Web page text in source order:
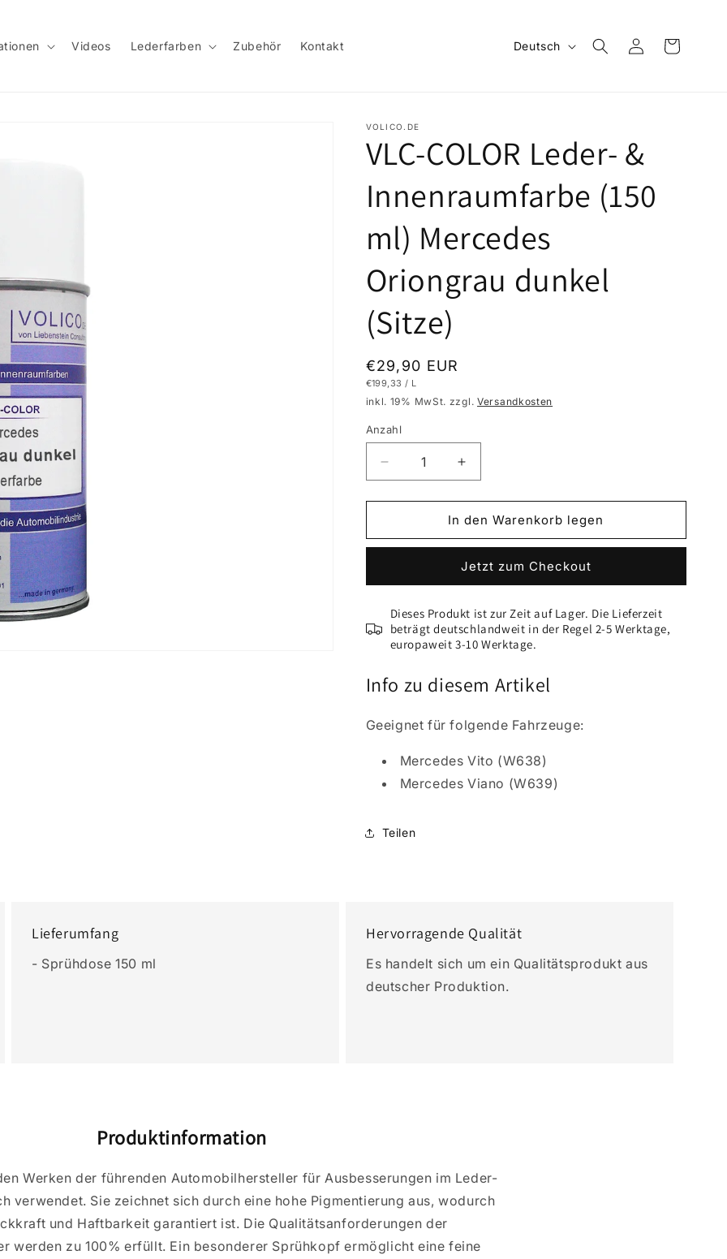
Videos Lederfarben Zubehör Kontakt
c
h
e
Deutsch EinloggenWarenkorb
VOLICO.DE
VLC-COLOR Leder- &
Innenraumfarbe (150
ml) Mercedes
Oriongrau dunkel
(Sitze)
Normaler
Preis
€29,90 EUR
GRUNDPREIS
€199,33 / PRO
L
inkl. 19% MwSt. zzgl. Versandkosten
Anzahl
Verringere
die
Menge
VLC-
&amp;
Innenraumfarbe
(150
ml)
Mercedes
Oriongrau
dunkel
Erhöhe
die
Menge
für
VLC-
Leder-
&amp;
Innenraumfarbe
(150
ml)
Mercedes
dunkel
In den Warenkorb legen
Jetzt zum Checkout
Dieses Produkt ist zur Zeit auf Lager. Die Lieferzeit
beträgt deutschlandweit in der Regel 2-5 Werktage,
europaweit 3-10 Werktage.
Info zu diesem Artikel
Geeignet für folgende Fahrzeuge:
Mercedes Vito (W638)
Mercedes Viano (W639)
Teilen
Lieferumfang
- Sprühdose 150 ml
Hervorragende Qualität
Es handelt sich um ein Qualitätsprodukt aus
deutscher Produktion.
Produktinformation
Werken der führenden Automobilhersteller für Ausbesserungen im Leder-
verwendet. Sie zeichnet sich durch eine hohe Pigmentierung aus, wodurch
und Haftbarkeit garantiert ist. Die Qualitätsanforderungen der
werden zu 100% erfüllt. Ein besonderer Sprühkopf ermöglicht eine feine